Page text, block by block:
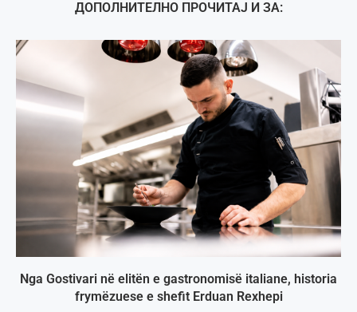
ДОПОЛНИТЕЛНО ПРОЧИТАЈ И ЗА:
Nga Gostivari në elitën e gastronomisë italiane, historia
frymëzuese e shefit Erduan Rexhepi